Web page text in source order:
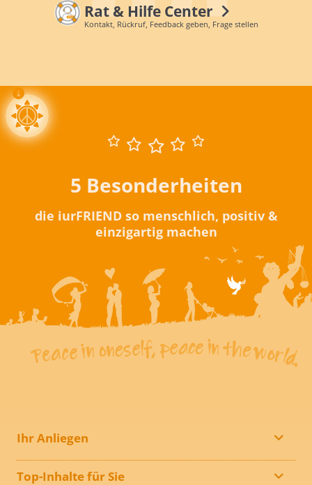
Rat & Hilfe Center
Kontakt, Rückruf, Feedback geben, Frage stellen
5 Besonderheiten
die iurFRIEND so menschlich, positiv &
einzigartig machen
Ihr Anliegen
Top-Inhalte für Sie